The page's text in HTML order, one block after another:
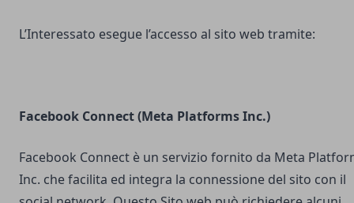
L’Interessato esegue l’accesso al sito web tramite:
Facebook Connect (Meta Platforms Inc.)
Facebook Connect è un servizio fornito da Meta
Inc. che facilita ed integra la connessione del sito con il